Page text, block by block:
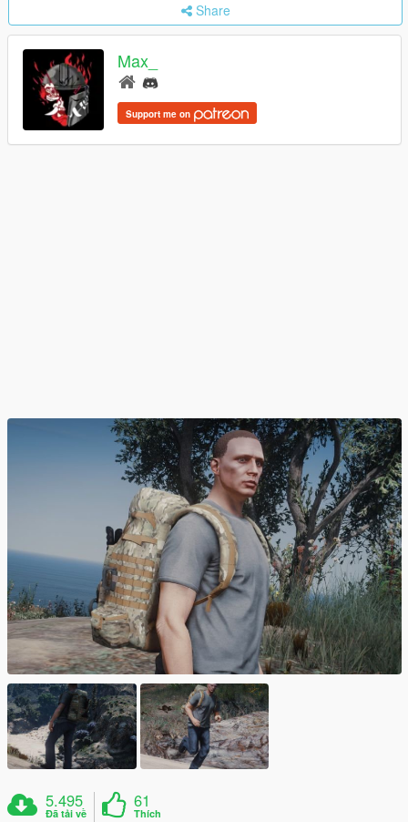
Share
Max_
Support me on
5.495
Đã tải về
61
Thích